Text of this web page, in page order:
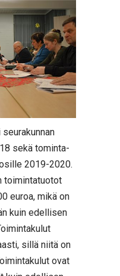
sekä tominta-
2019-2020.
toimintatuotot
euroa, mikä on
kuin edellisen
sillä niitä on
ovat